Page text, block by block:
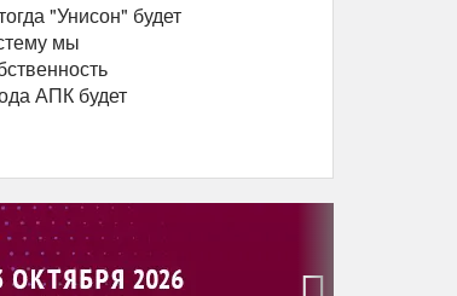
"Унисон" будет
мы
АПК будет